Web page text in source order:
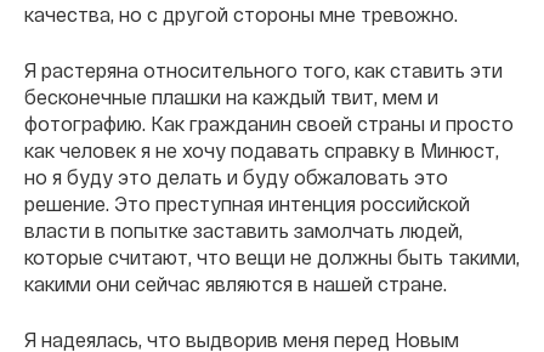
качества, но с другой стороны мне тревожно.
Я растеряна относительного того, как ставить эти
бесконечные плашки на каждый твит, мем и
фотографию. Как гражданин своей страны и просто
как человек я не хочу подавать справку в Минюст,
но я буду это делать и буду обжаловать это
решение. Это преступная интенция российской
власти в попытке заставить замолчать людей,
которые считают, что вещи не должны быть такими,
какими они сейчас являются в нашей стране.
Я надеялась, что выдворив меня перед Новым